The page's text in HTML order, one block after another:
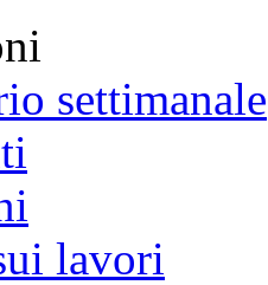
settimanale
lavori